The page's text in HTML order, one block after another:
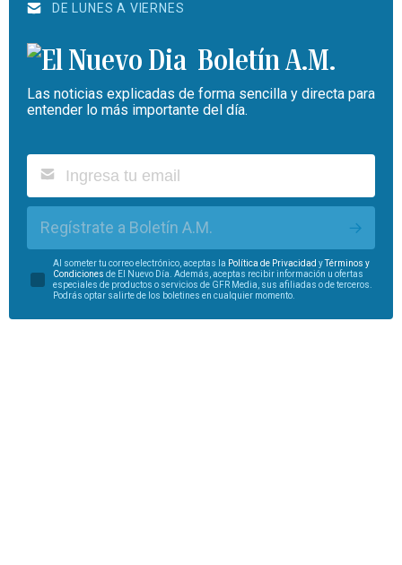
DE LUNES A VIERNES
Boletín A.M.
Las noticias explicadas de forma sencilla y directa para
entender lo más importante del día.
Regístrate a Boletín A.M.
Al someter tu correo electrónico, aceptas la Política de Privacidad yTérminos y
Condiciones de El Nuevo Día. Además, aceptas recibir información u ofertas
especiales de productos o servicios de GFR Media, sus afiliadas o de terceros.
Podrás optar salirte de los boletines en cualquier momento.